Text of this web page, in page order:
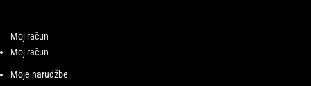
Moj račun
Moj račun
Moje narudžbe